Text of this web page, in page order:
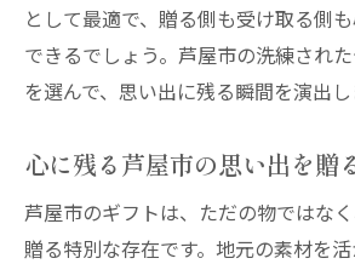
として最適で、贈る側も受け取る側
できるでしょう。芦屋市の洗練され
を選んで、思い出に残る瞬間を演出し
心に残る芦屋市の思い出を贈
芦屋市のギフトは、ただの物ではな
贈る特別な存在です。地元の素材を